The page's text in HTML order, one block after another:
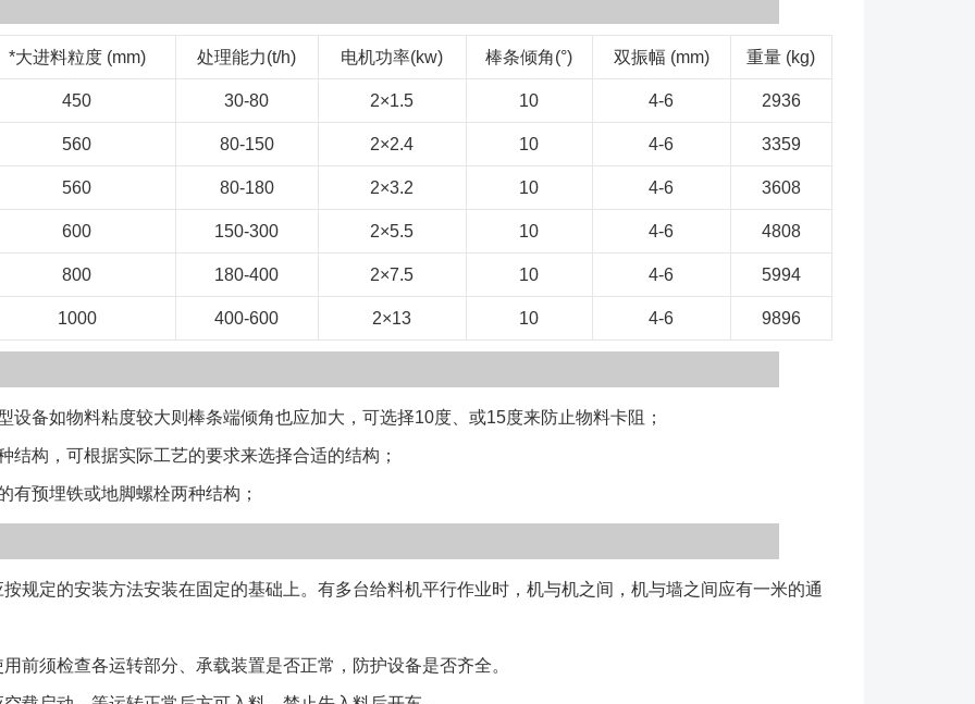
八、停车前必须先停止入料，等料槽存料卸尽方可停车。 九、给料
机电动机必须绝缘良好。电动机要可靠接地。
*大进料粒度 (mm) 处理能力(t/h) 电机功率(kw) 棒条倾角(°) 双振幅 (mm) 重量 (kg)
450 30-80 2×1.5 10 4-6 2936
560 80-150 2×2.4 10 4-6 3359
560 80-180 2×3.2 10 4-6 3608
600 150-300 2×5.5 10 4-6 4808
800 180-400 2×7.5 10 4-6 5994
1000 400-600 2×13 10 4-6 9896
如物料粘度较大则棒条端倾角也应加大，可选择10度、或15度来防止物料卡阻；
，可根据实际工艺的要求来选择合适的结构；
预埋铁或地脚螺栓两种结构；
定的安装方法安装在固定的基础上。有多台给料机平行作业时，机与机之间，机与墙之间应有一米的通
须检查各运转部分、承载装置是否正常，防护设备是否齐全。